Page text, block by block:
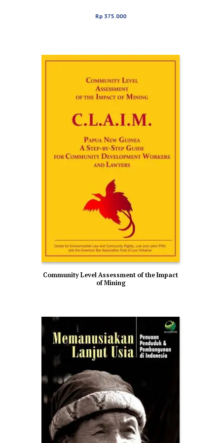
Rp375.000
Community Level Assessment of the Impact
of Mining